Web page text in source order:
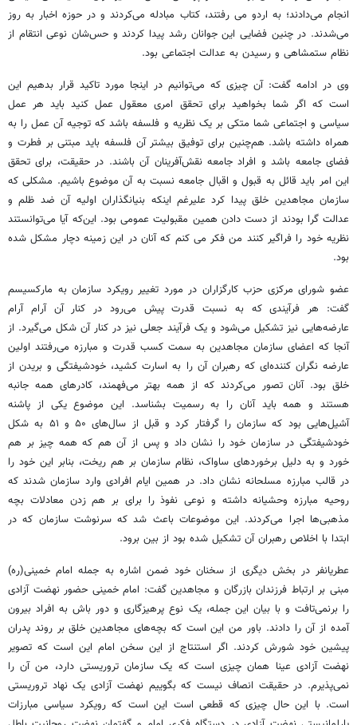
انجام می‌دادند؛ به اردو می رفتند، کتاب مبادله می‌کردند و در حوزه اخبار به روز
می‌شدند. در چنین فضایی این جوانان رشد پیدا کردند و حس‌شان نوعی انتقام از
نظام ستمشاهی و رسیدن به عدالت اجتماعی بود.
وی در ادامه گفت: آن چیزی که می‌توانیم در اینجا مورد تاکید قرار بدهیم این
است که اگر شما بخواهید برای تحقق امری معقول عمل کنید باید هر عمل
سیاسی و اجتماعی شما متکی بر یک نظریه و فلسفه باشد که توجیه آن عمل را به
همراه داشته باشد. هم‌چنین برای توفیق بیشتر آن فلسفه باید مبتنی بر فطرت و
فضای جامعه باشد و افراد جامعه نقش‌آفرینان آن باشند. در حقیقت، برای تحقق
این امر باید قائل به قبول و اقبال جامعه نسبت به آن موضوع باشیم. مشکلی که
سازمان مجاهدین خلق پیدا کرد علیرغم اینکه بنیانگذاران اولیه آن ضد ظلم و
عدالت گرا بودند از دست دادن همین مقبولیت عمومی بود. این‌که آیا می‌توانستند
نظریه خود را فراگیر کنند من فکر می کنم که آنان در این زمینه دچار مشکل شده
بود.
عضو شورای مرکزی حزب کارگزاران در مورد تغییر رویکرد سازمان به مارکسیسم
گفت: هر فرآیندی که به نسبت قدرت پیش می‌رود در کنار آن آرام آرام
عارضه‌هایی نیز تشکیل می‌شود و یک فرآیند جعلی نیز در کنار آن شکل می‌گیرد. از
آنجا که اعضای سازمان مجاهدین به سمت کسب قدرت و مبارزه می‌رفتند اولین
عارضه نگران کننده‌ای که رهبران آن را به اسارت کشید، خودشیفتگی و بریدن از
خلق بود. آنان تصور می‌کردند که از همه بهتر می‌فهمند، کادرهای همه جانبه
هستند و همه باید آنان را به رسمیت بشناسد. این موضوع یکی از پاشنه
آشیل‌هایی بود که سازمان را گرفتار کرد و قبل از سال‌های ۵۰ و ۵۱ به شکل
خودشیفتگی در سازمان خود را نشان داد و پس از آن هم که همه چیز بر هم
خورد و به دلیل برخوردهای ساواک، نظام سازمان بر هم ریخت، بنابر این خود را
در قالب مبارزه مسلحانه نشان داد. در همین ایام افرادی وارد سازمان شدند که
روحیه مبارزه وحشیانه داشته و نوعی نفوذ را برای بر هم زدن معادلات بچه
مذهبی‌ها اجرا می‌کردند. این موضوعات باعث شد که سرنوشت سازمان که در
ابتدا با اخلاص رهبران آن تشکیل شده بود از بین برود.
عطریانفر در بخش دیگری از سخنان خود ضمن اشاره به جمله امام خمینی(ره)
مبنی بر ارتباط فرزندان بازرگان و مجاهدین گفت: امام خمینی حضور نهضت آزادی
را برنمی‌تافت و با بیان این جمله، یک نوع پرهیزگاری و دور باش به افراد بیرون
آمده از آن را دادند. باور من این است که بچه‌های مجاهدین خلق بر روند پدران
پیشین خود شورش کردند. اگر استنتاج از این سخن امام این است که تصویر
نهضت آزادی عینا همان چیزی است که یک سازمان تروریستی دارد، من آن را
نمی‌پذیرم. در حقیقت انصاف نیست که بگوییم نهضت آزادی یک نهاد تروریستی
است. با این حال چیزی که قطعی است این است که رویکرد سیاسی مبارزات